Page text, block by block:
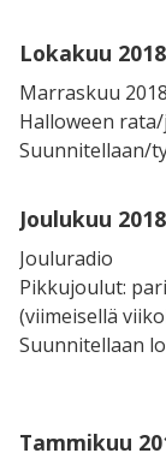
Lokakuu 2018
Marraskuu 2018
Halloween
Suunnitellaan/
Joulukuu 2018
Jouluradio
Pikkujoulut:
(viimeisellä
Suunnitellaan
Tammikuu